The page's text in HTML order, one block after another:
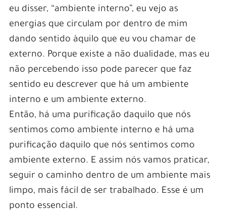
eu disser, “ambiente interno”, eu vejo as
energias que circulam por dentro de mim
dando sentido àquilo que eu vou chamar de
externo. Porque existe a não dualidade, mas eu
não percebendo isso pode parecer que faz
sentido eu descrever que há um ambiente
interno e um ambiente externo.
Então, há uma purificação daquilo que nós
sentimos como ambiente interno e há uma
purificação daquilo que nós sentimos como
ambiente externo. E assim nós vamos praticar,
seguir o caminho dentro de um ambiente mais
limpo, mais fácil de ser trabalhado. Esse é um
ponto essencial.